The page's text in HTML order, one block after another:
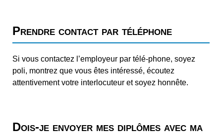
Prendre contact par téléphone
Si vous contactez l’employeur par télé-phone, soyez
poli, montrez que vous êtes intéressé, écoutez
attentivement votre interlocuteur et soyez honnête.
Dois-je envoyer mes diplômes avec ma